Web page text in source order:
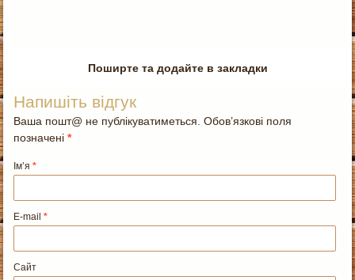
Поширте та додайте в закладки
Напишіть відгук
Ваша пошт@ не публікуватиметься. Обов’язкові поля
позначені*
Ім’я*
E-mail*
Сайт